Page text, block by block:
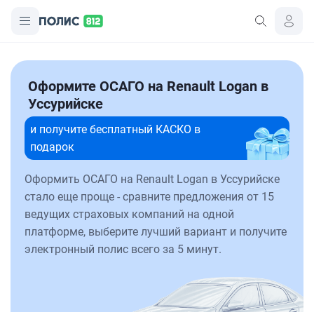
Оформите ОСАГО на Renault Logan в
Уссурийске
и получите бесплатный КАСКО в
подарок
Оформить ОСАГО на Renault Logan в Уссурийске
стало еще проще - сравните предложения от 15
ведущих страховых компаний на одной
платформе, выберите лучший вариант и получите
электронный полис всего за 5 минут.